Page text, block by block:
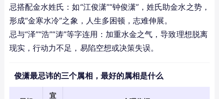
忌搭配金水姓氏：如“江俊潇”“钟俊潇”，姓氏助金水之势，
形成“金寒水冷”之象，人生多困顿，志难伸展。
忌与“泽”“浩”“涛”等字连用：加重水金之气，导致理想脱离
现实，行动力不足，易陷空想或决策失误。
俊潇最忌讳的三个属相，最好的属相是什么
宜